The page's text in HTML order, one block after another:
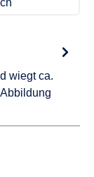
wiegt ca.